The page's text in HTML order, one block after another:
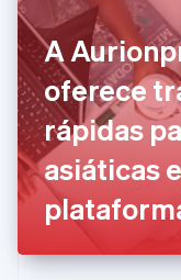
A
oferece
rápidas
asiáticas
Chipre
English
Croácia
EnglishItaliano
Dinamarca
English
Emirados
English
Eslováquia
English
EnglishItaliano